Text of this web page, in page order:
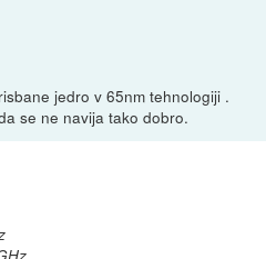
jedro v 65nm tehnologiji .
se ne navija tako dobro.